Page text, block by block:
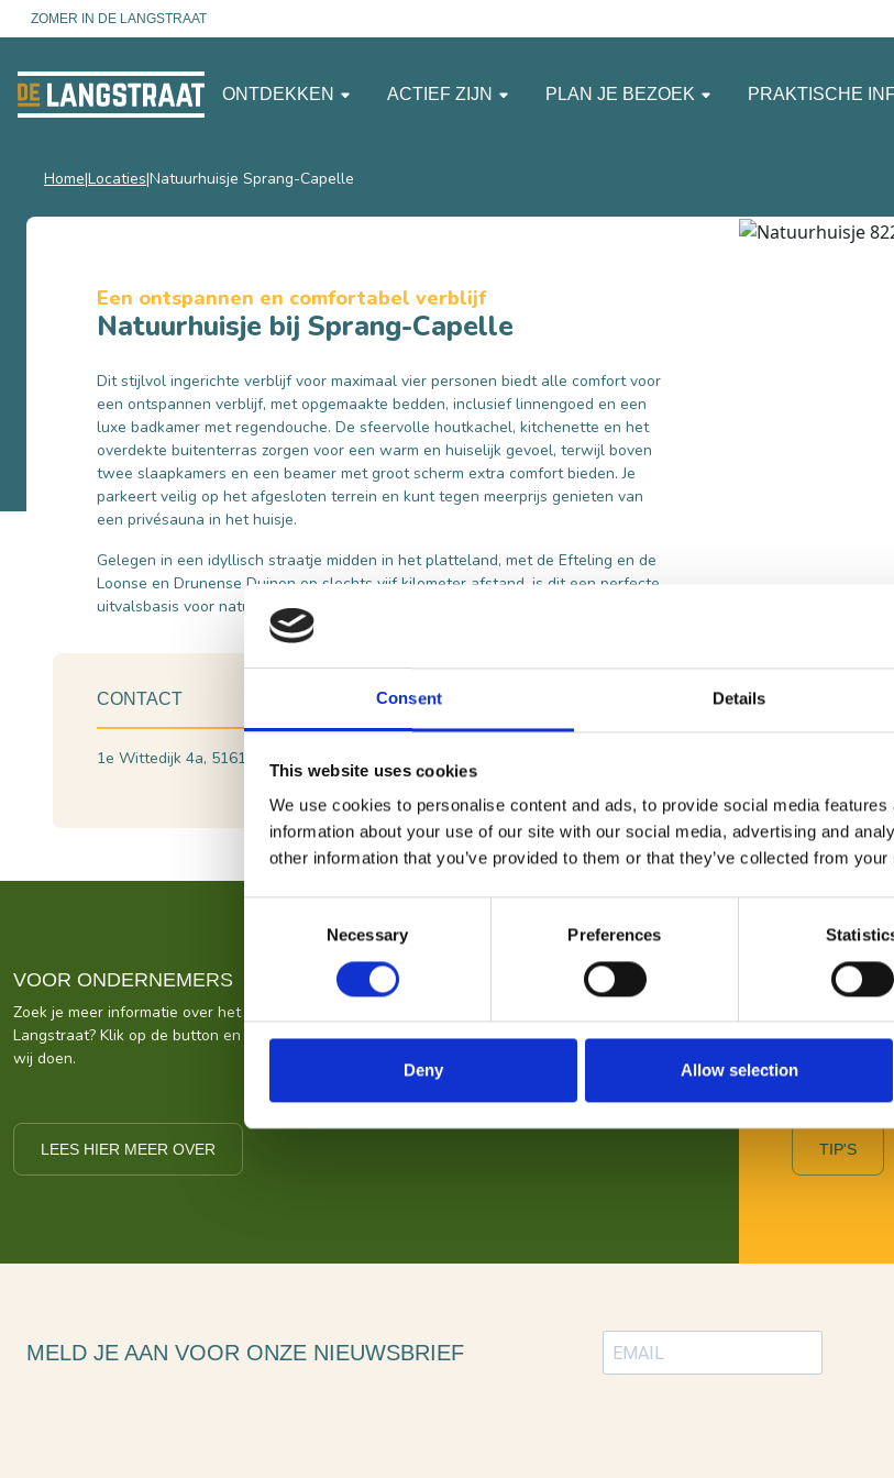
Consent Details
This website uses cookies
We use cookies to personalise content and ads, to provide social media
information about your use of our site with our social media, advertising and
other information that you’ve provided to them or that they’ve collected from
Necessary Preferences
Deny Allow selection
ZOMER IN DE LANGSTRAAT
ONTDEKKEN ACTIEF ZIJN PLAN JE BEZOEK PRAKTISCHE
Home Locaties Natuurhuisje Sprang-Capelle
Een ontspannen en comfortabel verblijf
Natuurhuisje bij Sprang-Capelle
Dit stijlvol ingerichte verblijf voor maximaal vier personen biedt alle comfort voor
een ontspannen verblijf, met opgemaakte bedden, inclusief linnengoed en een
luxe badkamer met regendouche. De sfeervolle houtkachel, kitchenette en het
overdekte buitenterras zorgen voor een warm en huiselijk gevoel, terwijl boven
twee slaapkamers en een beamer met groot scherm extra comfort bieden. Je
parkeert veilig op het afgesloten terrein en kunt tegen meerprijs genieten van
een privésauna in het huisje.
Gelegen in een idyllisch straatje midden in het platteland, met de Efteling en de
Loonse en Drunense Duinen op slechts vijf kilometer afstand, is dit een perfecte
uitvalsbasis voor natuur en uitstapjes.
CONTACT
1e Wittedijk 4a, 5161 RP Sprang-Capelle
Bekijk website
VOOR ONDERNEMERS
Zoek je meer informatie over het bedrijf achter Bezoek De
Langstraat? Klik op de button en kom alles te weten over ons wat
wij doen.
LEES HIER MEER OVER
VOOR
Benieuwd
wil je
TIP'S
MELD JE AAN VOOR ONZE NIEUWSBRIEF